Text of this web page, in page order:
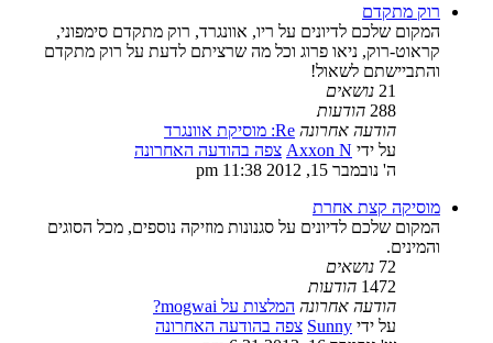
רוק מתקדם
המקום שלכם לדיונים על ריו, אוונגרד, רוק מתקדם סימפוני,
קראוט-רוק, ניאו פרוג וכל מה שרציתם לדעת על רוק מתקדם
והתביישתם לשאול!
21 נושאים
288 הודעות
הודעה אחרונה Re: מוסיקת אוונגרד
על ידי Axxon N צפה בהודעה האחרונה
ה' נובמבר 15, 2012 11:38 pm
מוסיקה קצת אחרת
המקום שלכם לדיונים על סגנונות מוזיקה נוספים, מכל הסוגים
והמינים.
72 נושאים
1472 הודעות
הודעה אחרונה המלצות על mogwai?
על ידי Sunny צפה בהודעה האחרונה